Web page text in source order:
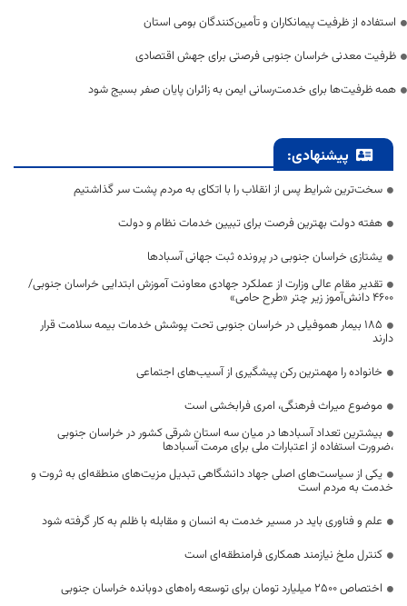
استفاده از ظرفیت پیمانکاران و تأمین‌کنندگان بومی استان
ظرفیت معدنی خراسان جنوبی فرصتی برای جهش اقتصادی
همه ظرفیت‌ها برای خدمت‌رسانی ایمن به زائران پایان صفر بسیج شود
پیشنهادی:
سخت‌ترین شرایط پس از انقلاب را با اتکای به مردم پشت سر گذاشتیم
هفته دولت بهترین فرصت برای تبیین خدمات نظام و دولت
یشتازی خراسان جنوبی در پرونده ثبت جهانی آسبادها
تقدیر مقام عالی وزارت از عملکرد جهادی معاونت آموزش ابتدایی خراسان جنوبی/
۴۶۰۰ دانش‌آموز زیر چتر «طرح حامی»
۱۸۵ بیمار هموفیلی در خراسان جنوبی تحت پوشش خدمات بیمه سلامت قرار
دارند
خانواده را مهمترین رکن پیشگیری از آسیب‌های اجتماعی
موضوع میراث فرهنگی، امری فرابخشی است
بیشترین تعداد آسبادها در میان سه استان شرقی کشور در خراسان جنوبی
،ضرورت استفاده از اعتبارات ملی برای مرمت آسبادها
یکی از سیاست‌های اصلی جهاد دانشگاهی تبدیل مزیت‌های منطقه‌ای به ثروت و
خدمت به مردم است
علم و فناوری باید در مسیر خدمت به انسان و مقابله با ظلم به کار گرفته شود
کنترل ملخ نیازمند همکاری فرامنطقه‌ای است
اختصاص 2500 میلیارد تومان برای توسعه راه‌های دوبانده خراسان جنوبی